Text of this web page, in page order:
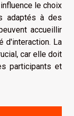
influence le choix
adaptés à des
accueillir
d'interaction. La
car elle doit
participants et